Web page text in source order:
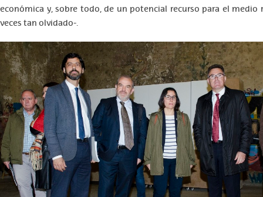
económica y, sobre todo, de un potencial recurso para el medio
veces tan olvidado-.